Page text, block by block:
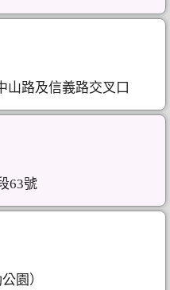
山路及信義路交叉口
63號
園）